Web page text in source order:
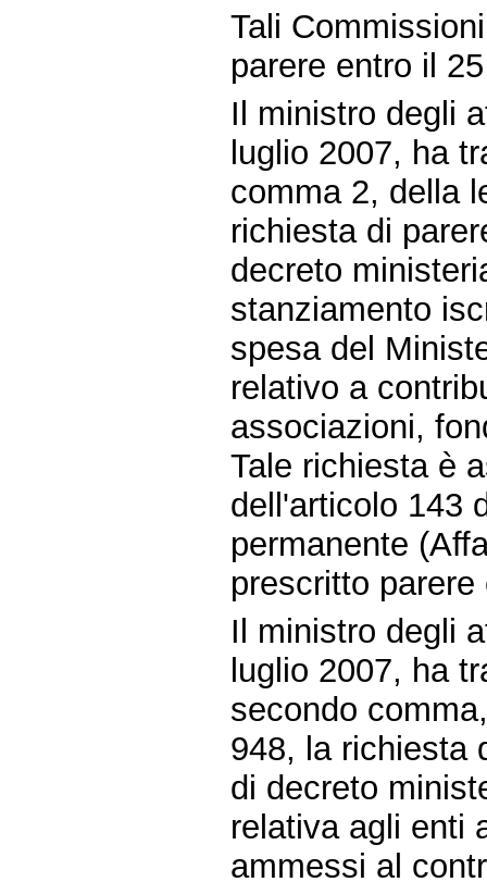
Tali
parere entro il
Il ministro degli
luglio 2007, ha
comma 2, della
richiesta di
decreto
stanziamento
spesa del
relativo a
associazioni,
Tale richiesta è
dell'articolo 143
permanente
prescritto
Il ministro degli
luglio 2007, ha
secondo
948, la richiesta
di decreto
relativa agli enti
ammessi al